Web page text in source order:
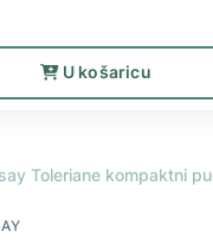
U košaricu